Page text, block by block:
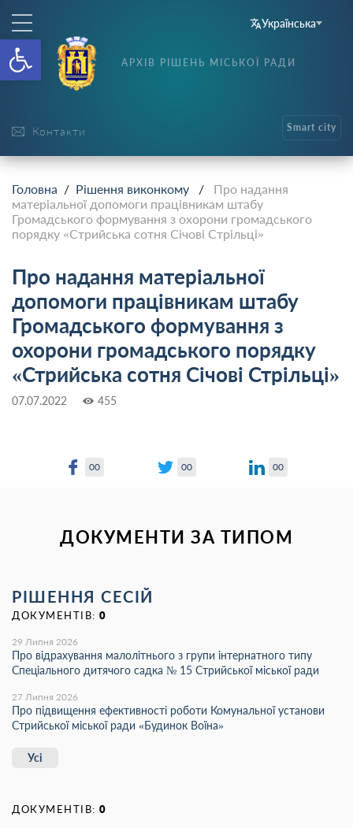
Відкрити Панель
Українська
Контакти
АРХІВ РІШЕНЬ МІСЬКОЇ РАДИ
Smart city
Головна / Рішення виконкому / Про надання
матеріальної допомоги працівникам штабу
Громадського формування з охорони громадського
порядку «Стрийська сотня Січові Стрільці»
Про надання матеріальної
допомоги працівникам штабу
Громадського формування з
охорони громадського порядку
«Стрийська сотня Січові Стрільці»
07.07.2022 455
00 00 00
ДОКУМЕНТИ ЗА ТИПОМ
РІШЕННЯ СЕСІЙ
ДОКУМЕНТІВ: 0
29 Липня 2026
Про відрахування малолітнього з групи інтернатного типу
Спеціального дитячого садка № 15 Стрийської міської ради
27 Липня 2026
Про підвищення ефективності роботи Комунальної установи
Стрийської міської ради «Будинок Воїна»
Усі
ДОКУМЕНТІВ: 0